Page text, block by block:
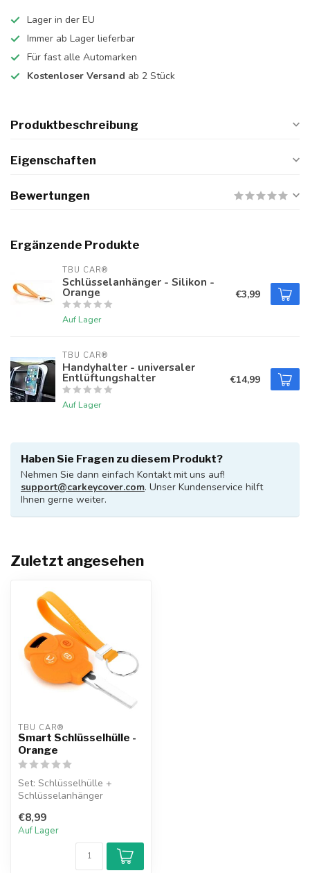
Lager in der EU
Immer ab Lager lieferbar
Für fast alle Automarken
Kostenloser Versand ab 2 Stück
Produktbeschreibung
Eigenschaften
Bewertungen
Ergänzende Produkte
TBU CAR®
Schlüsselanhänger - Silikon -
Orange
Auf Lager
€3,99
TBU CAR®
Handyhalter - universaler
Entlüftungshalter
Auf Lager
€14,99
Haben Sie Fragen zu diesem Produkt?
Nehmen Sie dann einfach Kontakt mit uns auf!
support@carkeycover.com. Unser Kundenservice hilft
Ihnen gerne weiter.
Zuletzt angesehen
TBU CAR®
Smart Schlüsselhülle -
Orange
Set: Schlüsselhülle +
Schlüsselanhänger
€8,99
Auf Lager